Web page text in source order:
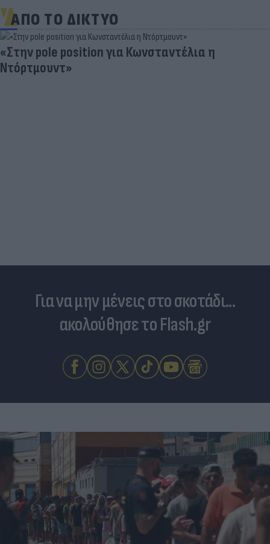
ΑΠΟ ΤΟ ΔΙΚΤΥΟ
«Στην pole position για Κωνσταντέλια η
Ντόρτμουντ»
Για να μην μένεις στο σκοτάδι...
ακολούθησε το Flash.gr